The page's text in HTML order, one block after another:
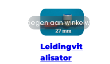
Toevoegen aan winkelwagen
Leidingvit
alisator